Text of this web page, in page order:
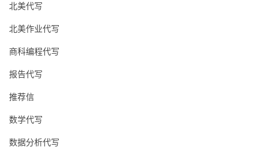
北美代写
北美作业代写
商科编程代写
报告代写
推荐信
数学代写
数据分析代写